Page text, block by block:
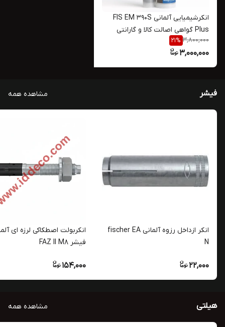
انکرشیمیایی آلمانی FIS EM 390S
Plus گواهی اصالت کالا و گارانتی
شرکت fischer
3,800,000
21%
3,000,000
فیشر مشاهده همه
انکر ازداخل رزوه آلمانی fischer EA
N
22,000
انکربولت اصطکاکی لرزه ای
فیشر FAZ II M8
154,000
هیلتی مشاهده همه